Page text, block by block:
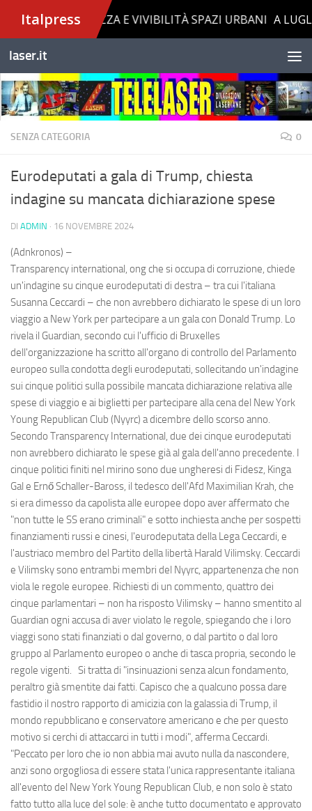
Salta al contenuto
laser.it
SENZA CATEGORIA 0
Eurodeputati a gala di Trump, chiesta
indagine su mancata dichiarazione spese
DI ADMIN · 16 NOVEMBRE 2024
(Adnkronos) –
Transparency international, ong che si occupa di corruzione, chiede
un'indagine su cinque eurodeputati di destra – tra cui l'italiana
Susanna Ceccardi – che non avrebbero dichiarato le spese di un loro
viaggio a New York per partecipare a un gala con Donald Trump. Lo
rivela il Guardian, secondo cui l'ufficio di Bruxelles
dell'organizzazione ha scritto all'organo di controllo del Parlamento
europeo sulla condotta degli eurodeputati, sollecitando un'indagine
sui cinque politici sulla possibile mancata dichiarazione relativa alle
spese di viaggio e ai biglietti per partecipare alla cena del New York
Young Republican Club (Nyyrc) a dicembre dello scorso anno.
Secondo Transparency International, due dei cinque eurodeputati
non avrebbero dichiarato le spese già al gala dell'anno precedente. I
cinque politici finiti nel mirino sono due ungheresi di Fidesz, Kinga
Gal e Ernő Schaller-Baross, il tedesco dell'Afd Maximilian Krah, che
si era dimesso da capolista alle europee dopo aver affermato che
"non tutte le SS erano criminali" e sotto inchiesta anche per sospetti
finanziamenti russi e cinesi, l'eurodeputata della Lega Ceccardi, e
l'austriaco membro del Partito della libertà Harald Vilimsky. Ceccardi
e Vilimsky sono entrambi membri del Nyyrc, appartenenza che non
viola le regole europee. Richiesti di un commento, quattro dei
cinque parlamentari – non ha risposto Vilimsky – hanno smentito al
Guardian ogni accusa di aver violato le regole, spiegando che i loro
viaggi sono stati finanziati o dal governo, o dal partito o dal loro
gruppo al Parlamento europeo o anche di tasca propria, secondo le
regole vigenti. Si tratta di "insinuazioni senza alcun fondamento,
peraltro già smentite dai fatti. Capisco che a qualcuno possa dare
fastidio il nostro rapporto di amicizia con la galassia di Trump, il
mondo repubblicano e conservatore americano e che per questo
motivo si cerchi di attaccarci in tutti i modi", afferma Ceccardi.
"Peccato per loro che io non abbia mai avuto nulla da nascondere,
anzi sono orgogliosa di essere stata l'unica rappresentante italiana
all'evento del New York Young Republican Club, e non solo è stato
fatto tutto alla luce del sole: è anche tutto documentato e approvato